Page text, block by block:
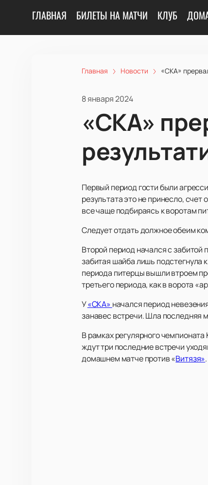
ГЛАВНАЯ БИЛЕТЫ НА МАТЧИ КЛУБ
Главная Новости «СКА»
8 января 2024
«СКА»
Первый период гости были
результата это не принесло,
все чаще подбираясь к воротам
Следует отдать должное обеим
Второй период начался с
забитая шайба лишь подстегнула
периода питерцы вышли втроем
третьего периода, как в ворота
У«СКА» начался период
занавес встречи. Шла последняя
В рамках регулярного
ждут три последние встречи
домашнем матче против «Витязя».